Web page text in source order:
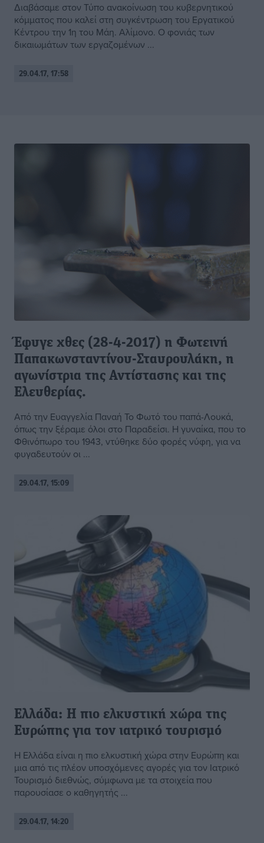
Διαβάσαμε στον Τύπο ανακοίνωση του κυβερνητικού
κόμματος που καλεί στη συγκέντρωση του Εργατικού
Κέντρου την 1η του Μάη. Αλίμονο. Ο φονιάς των
δικαιωμάτων των εργαζομένων ...
29.04.17, 17:58
Έφυγε χθες (28-4-2017) η Φωτεινή
Παπακωνσταντίνου-Σταυρουλάκη, η
αγωνίστρια της Αντίστασης και της
Ελευθερίας.
Από την Ευαγγελία Παναή Το Φωτό του παπά-Λουκά,
όπως την ξέραμε όλοι στο Παραδείσι. Η γυναίκα, που το
Φθινόπωρο του 1943, ντύθηκε δύο φορές νύφη, για να
φυγαδευτούν οι ...
29.04.17, 15:09
Ελλάδα: Η πιο ελκυστική χώρα της
Ευρώπης για τον ιατρικό τουρισμό
Η Ελλάδα είναι η πιο ελκυστική χώρα στην Ευρώπη και
μια από τις πλέον υποσχόμενες αγορές για τον Ιατρικό
Τουρισμό διεθνώς, σύμφωνα με τα στοιχεία που
παρουσίασε ο καθηγητής ...
29.04.17, 14:20